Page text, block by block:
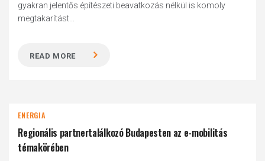
gyakran jelentős építészeti beavatkozás nélkül is komoly
megtakarítást...
READ MORE
ENERGIA
Regionális partnertalálkozó Budapesten az e-mobilitás
témakörében